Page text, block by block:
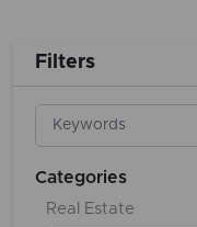
Filters
Categories